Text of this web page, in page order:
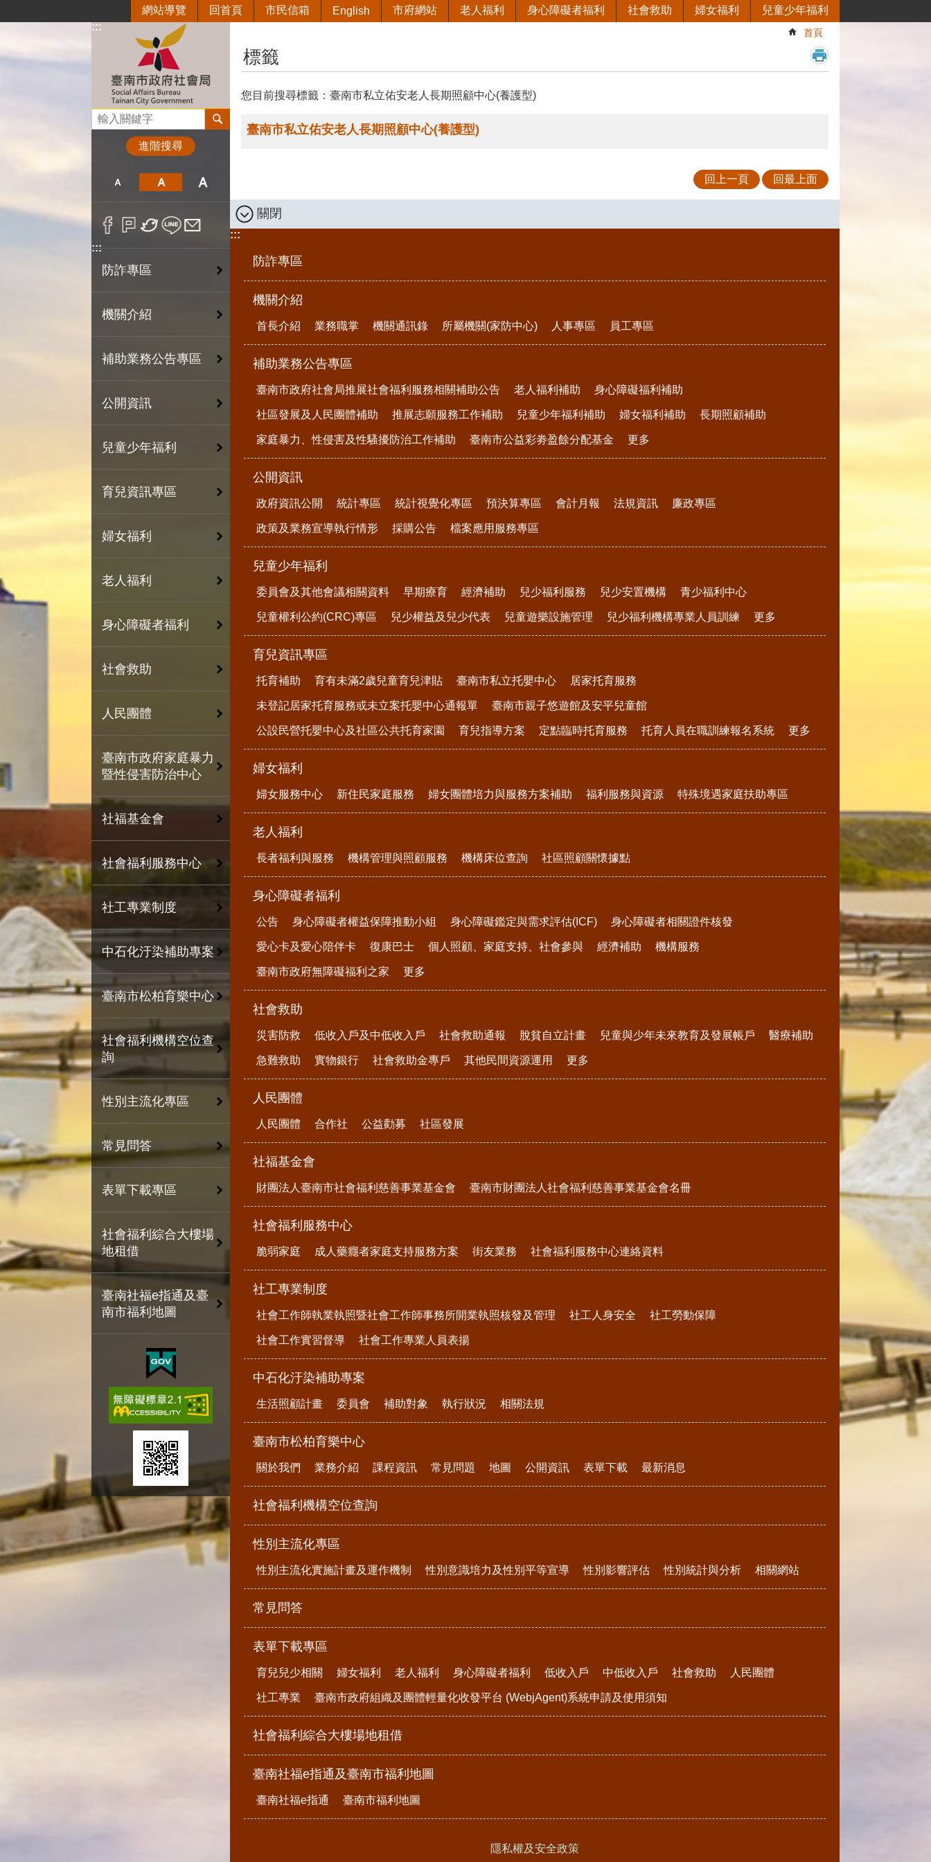
:::
網站導覽 回首頁 市民信箱 English 市府網站 老人福利 身心障礙者福利 社會救助 婦女福利 兒童少年福利
搜尋
進階搜尋
:::
防詐專區
機關介紹
補助業務公告專區
公開資訊
兒童少年福利
育兒資訊專區
婦女福利
老人福利
身心障礙者福利
社會救助
人民團體
臺南市政府家庭暴力
暨性侵害防治中心
社福基金會
社會福利服務中心
社工專業制度
中石化汙染補助專案
臺南市松柏育樂中心
社會福利機構空位查
詢
性別主流化專區
常見問答
表單下載專區
社會福利綜合大樓場
地租借
臺南社福e指通及臺
南市福利地圖
首頁
標籤
您目前搜尋標籤：臺南市私立佑安老人長期照顧中心(養護型)
臺南市私立佑安老人長期照顧中心(養護型)
回上一頁 回最上面
關閉
:::
防詐專區
機關介紹
首長介紹 業務職掌 機關通訊錄 所屬機關(家防中心) 人事專區 員工專區
補助業務公告專區
臺南市政府社會局推展社會福利服務相關補助公告 老人福利補助 身心障礙福利補助
社區發展及人民團體補助 推展志願服務工作補助 兒童少年福利補助 婦女福利補助 長期照顧補助
家庭暴力、性侵害及性騷擾防治工作補助 臺南市公益彩劵盈餘分配基金 更多
公開資訊
政府資訊公開 統計專區 統計視覺化專區 預決算專區 會計月報 法規資訊 廉政專區
政策及業務宣導執行情形 採購公告 檔案應用服務專區
兒童少年福利
委員會及其他會議相關資料 早期療育 經濟補助 兒少福利服務 兒少安置機構 青少福利中心
兒童權利公約(CRC)專區 兒少權益及兒少代表 兒童遊樂設施管理 兒少福利機構專業人員訓練 更多
育兒資訊專區
托育補助 育有未滿2歲兒童育兒津貼 臺南市私立托嬰中心 居家托育服務
未登記居家托育服務或未立案托嬰中心通報單 臺南市親子悠遊館及安平兒童館
公設民營托嬰中心及社區公共托育家園 育兒指導方案 定點臨時托育服務 托育人員在職訓練報名系統 更多
婦女福利
婦女服務中心 新住民家庭服務 婦女團體培力與服務方案補助 福利服務與資源 特殊境遇家庭扶助專區
老人福利
長者福利與服務 機構管理與照顧服務 機構床位查詢 社區照顧關懷據點
身心障礙者福利
公告 身心障礙者權益保障推動小組 身心障礙鑑定與需求評估(ICF) 身心障礙者相關證件核發
愛心卡及愛心陪伴卡 復康巴士 個人照顧、家庭支持、社會參與 經濟補助 機構服務
臺南市政府無障礙福利之家 更多
社會救助
災害防救 低收入戶及中低收入戶 社會救助通報 脫貧自立計畫 兒童與少年未來教育及發展帳戶 醫療補助
急難救助 實物銀行 社會救助金專戶 其他民間資源運用 更多
人民團體
人民團體 合作社 公益勸募 社區發展
社福基金會
財團法人臺南市社會福利慈善事業基金會 臺南市財團法人社會福利慈善事業基金會名冊
社會福利服務中心
脆弱家庭 成人藥癮者家庭支持服務方案 街友業務 社會福利服務中心連絡資料
社工專業制度
社會工作師執業執照暨社會工作師事務所開業執照核發及管理 社工人身安全 社工勞動保障
社會工作實習督導 社會工作專業人員表揚
中石化汙染補助專案
生活照顧計畫 委員會 補助對象 執行狀況 相關法規
臺南市松柏育樂中心
關於我們 業務介紹 課程資訊 常見問題 地圖 公開資訊 表單下載 最新消息
社會福利機構空位查詢
性別主流化專區
性別主流化實施計畫及運作機制 性別意識培力及性別平等宣導 性別影響評估 性別統計與分析 相關網站
常見問答
表單下載專區
育兒兒少相關 婦女福利 老人福利 身心障礙者福利 低收入戶 中低收入戶 社會救助 人民團體
社工專業 臺南市政府組織及團體輕量化收發平台 (WebjAgent)系統申請及使用須知
社會福利綜合大樓場地租借
臺南社福e指通及臺南市福利地圖
臺南社福e指通 臺南市福利地圖
隱私權及安全政策